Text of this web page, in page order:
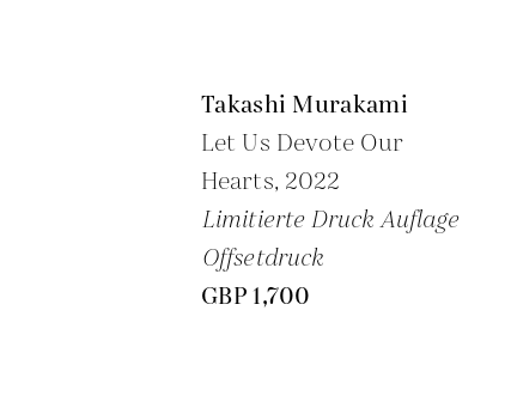
Takashi Murakami
Let Us Devote Our
Hearts, 2022
Limitierte Druck Auflage
Offsetdruck
GBP 1,700